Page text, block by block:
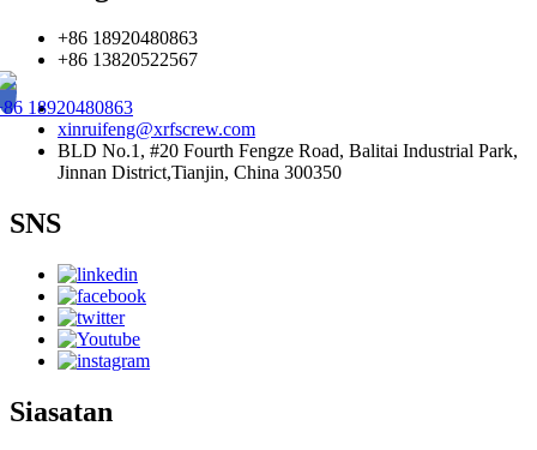
+86 18920480863
+86 13820522567
18920480863
xinruifeng@xrfscrew.com
BLD No.1, #20 Fourth Fengze Road, Balitai Industrial Park,
Jinnan District,Tianjin, China 300350
SNS
Siasatan